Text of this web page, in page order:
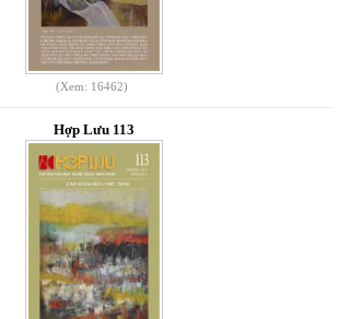
(Xem: 16462)
Hợp Lưu 113